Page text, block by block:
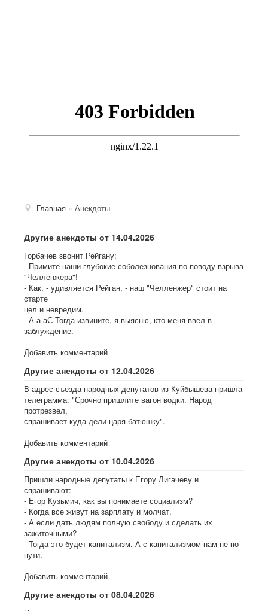
Главная » Анекдоты
Другие анекдоты от 14.04.2026
Горбачев звонит Рейгану:
- Примите наши глубокие соболезнования по поводу взрыва
"Челленжера"!
- Как, - удивляется Рейган, - наш "Челленжер" стоит на
старте
цел и невредим.
- А-а-аЄ Тогда извините, я выясню, кто меня ввел в
заблуждение.
Добавить комментарий
Другие анекдоты от 12.04.2026
В адрес съезда народных депутатов из Куйбышева пришла
телеграмма: "Срочно пришлите вагон водки. Народ
протрезвел,
спрашивает куда дели царя-батюшку".
Добавить комментарий
Другие анекдоты от 10.04.2026
Пришли народные депутаты к Егору Лигачеву и
спрашивают:
- Егор Кузьмич, как вы понимаете социализм?
- Когда все живут на зарплату и молчат.
- А если дать людям полную свободу и сделать их
зажиточными?
- Тогда это будет капитализм. А с капитализмом нам не по
пути.
Добавить комментарий
Другие анекдоты от 08.04.2026